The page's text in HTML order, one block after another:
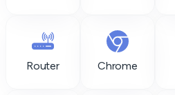
Router Chrome